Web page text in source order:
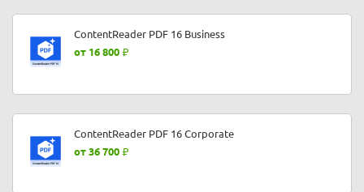
ContentReader PDF 16 Business
от 16 800
ContentReader PDF 16 Corporate
от 36 700